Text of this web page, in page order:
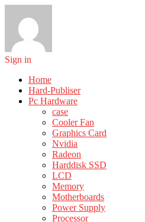
Sign in
Home
Hard-Publiser
Pc Hardware
case
Cooler Fan
Graphics Card
Nvidia
Radeon
Harddisk SSD
LCD
Memory
Motherboards
Power Supply
Processor